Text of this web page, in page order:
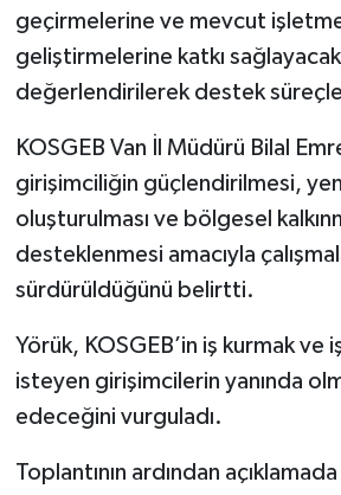
geçirmelerine ve mevcut
geliştirmelerine katkı
değerlendirilerek destek
KOSGEB Van İl Müdürü Bilal
girişimciliğin güçlendirilmesi, yeni
oluşturulması ve bölgesel
desteklenmesi amacıyla
sürdürüldüğünü belirtti.
Yörük, KOSGEB’in iş kurmak ve
isteyen girişimcilerin yanında
edeceğini vurguladı.
Toplantının ardından